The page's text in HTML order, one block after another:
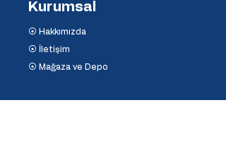
Kurumsal
⦿ Hakkımızda
⦿ İletişim
⦿ Mağaza ve Depo